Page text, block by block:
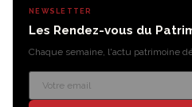
NEWSLETTER
Les Rendez-vous du
Chaque semaine, l'actu patrimoine